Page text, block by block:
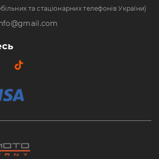
та стаціонарних телефонів України)